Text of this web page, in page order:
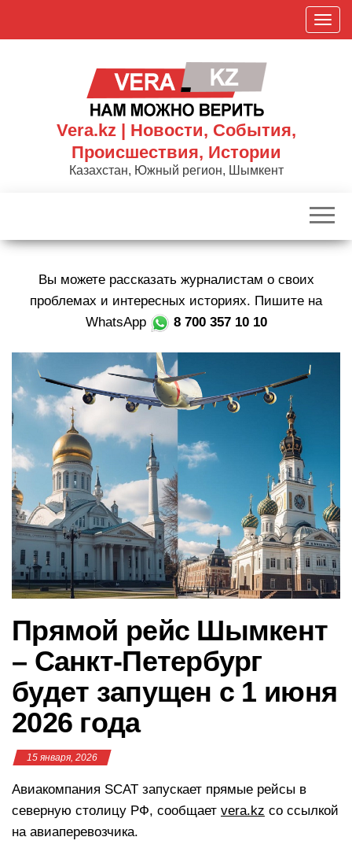
П
о
к
р
Vera.kz | Новости, События,
Происшествия, Истории
Казахстан, Южный регион, Шымкент
Вы можете рассказать журналистам о своих
проблемах и интересных историях. Пишите на
WhatsApp
8 700 357 10 10
Прямой рейс Шымкент
– Санкт-Петербург
будет запущен с 1 июня
2026 года
15 января, 2026
Авиакомпания SCAT запускает прямые рейсы в
северную столицу РФ, сообщает vera.kz со ссылкой
на авиаперевозчика.